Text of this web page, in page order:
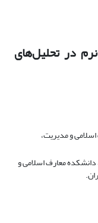
در تحلیل‌های
و مدیریت،
معارف اسلامی و